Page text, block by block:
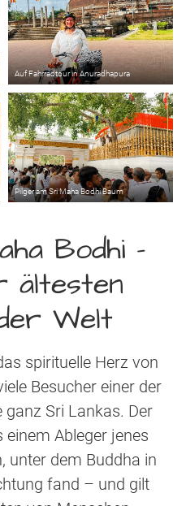
Auf Fahrradtour in Anuradhapura
Pilger am Sri Maha Bodhi Baum
Bodhi –
ältesten
Welt
spirituelle Herz von
Besucher einer der
ganz Sri Lankas. Der
Ableger jenes
unter dem Buddha in
fand – und gilt